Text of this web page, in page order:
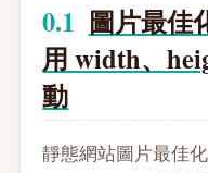
圖片最佳
用 width、
動
靜態網站圖片最佳